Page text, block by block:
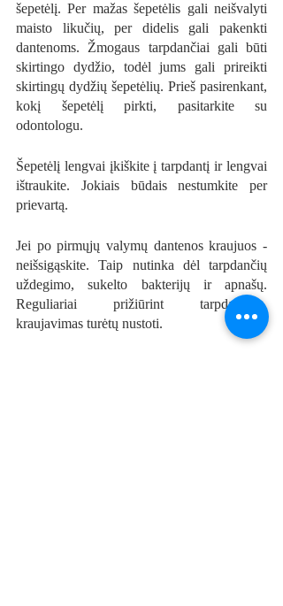
šepetėlį. Per mažas šepetėlis gali neišvalyti
maisto likučių, per didelis gali pakenkti
dantenoms. Žmogaus tarpdančiai gali būti
skirtingo dydžio, todėl jums gali prireikti
skirtingų dydžių šepetėlių. Prieš pasirenkant,
kokį šepetėlį pirkti, pasitarkite su
odontologu.
Šepetėlį lengvai įkiškite į tarpdantį ir lengvai
ištraukite. Jokiais būdais nestumkite per
prievartą.
Jei po pirmųjų valymų dantenos kraujuos -
neišsigąskite. Taip nutinka dėl tarpdančių
uždegimo, sukelto bakterijų ir apnašų.
Reguliariai prižiūrint tarpdančius,
kraujavimas turėtų nustoti.